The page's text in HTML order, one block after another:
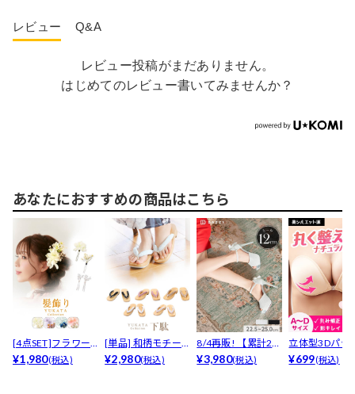
レビュー Q&A
レビュー投稿がまだありません。
はじめてのレビュー書いてみませんか？
あなたにおすすめの商品はこちら
[4点SET]フラワー
モチーフ×パール髪
¥1,980(税込)
[単品] 和柄モチー
フ下駄【YUKAT...
¥2,980(税込)
8/4再販! 【累計20
00足販売】シ...
¥3,980(税込)
立体型3Dパッ
きヌードブラ
¥699(税込)